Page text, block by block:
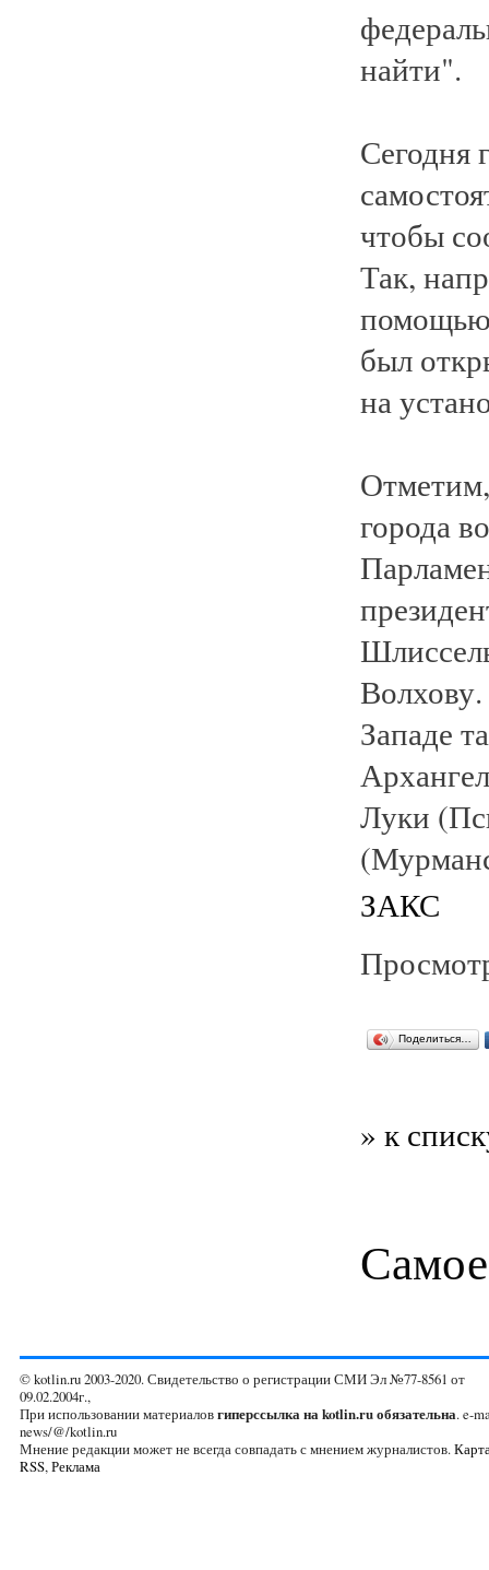
найти".
Сегодня
чтобы
Так,
был
на
города
Западе
Луки
ЗАКС
Поделиться…
» к
© kotlin.ru 2003-2020. Свидетельство о регистрации СМИ Эл №77-8561 от
09.02.2004г.,
При использовании материаловгиперссылка на kotlin.ru обязательна. e-
news/@/kotlin.ru
Мнение редакции может не всегда совпадать с мнением журналистов.
RSS,Реклама